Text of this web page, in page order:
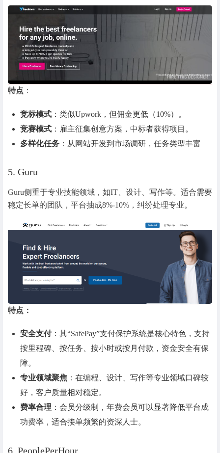
特点 ：
竞标模式 ：类似Upwork，但佣金更低（10%）。
竞赛模式 ：雇主征集创意方案，中标者获得项目。
多样化任务 ：从网站开发到市场调研，任务类型丰富
5. Guru
Guru侧重于专业技能领域，如IT、设计、写作等。适合需要
稳定长单的团队，平台抽成8%-10%，纠纷处理专业。
特点：
安全支付：其“SafePay”支付保护系统是核心特色，支持
按里程碑、按任务、按小时或按月付款，资金安全有保
障。
专业领域聚焦 ：在编程、设计、写作等专业领域口碑较
好，客户质量相对稳定。
费率合理 ：会员分级制，年费会员可以显著降低平台成
功费率，适合接单频繁的资深人士。
6. PeoplePerHour